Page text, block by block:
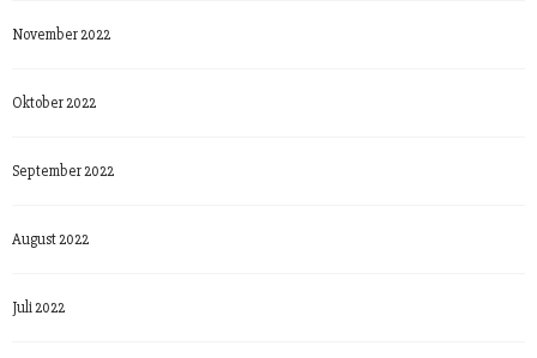
November 2022
Oktober 2022
September 2022
August 2022
Juli 2022